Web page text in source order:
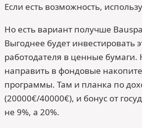
Если есть возможность,
Но есть вариант получше
Выгоднее будет инвестировать
работодателя в ценные
направить в фондовые
программы. Там и планка по
(20000€/40000€), и бонус от
не 9%, а 20%.